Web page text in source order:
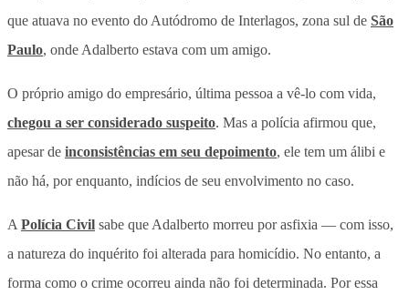
que atuava no evento do Autódromo de Interlagos, zona sul de São
Paulo, onde Adalberto estava com um amigo.
O próprio amigo do empresário, última pessoa a vê-lo com vida,
chegou a ser considerado suspeito. Mas a polícia afirmou que,
apesar de inconsistências em seu depoimento, ele tem um álibi e
não há, por enquanto, indícios de seu envolvimento no caso.
A Polícia Civil sabe que Adalberto morreu por asfixia — com isso,
a natureza do inquérito foi alterada para homicídio. No entanto, a
forma como o crime ocorreu ainda não foi determinada. Por essa